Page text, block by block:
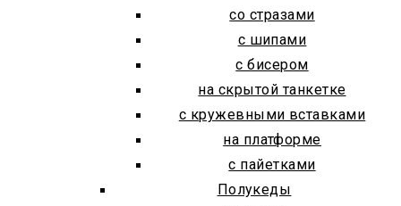
со стразами
с шипами
с бисером
на скрытой танкетке
с кружевными вставками
на платформе
с пайетками
Полукеды